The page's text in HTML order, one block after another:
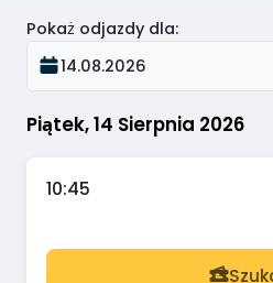
Piątek, 14 Sierpnia 2026
Pokaż odjazdy dla:
14.08.2026
10:45